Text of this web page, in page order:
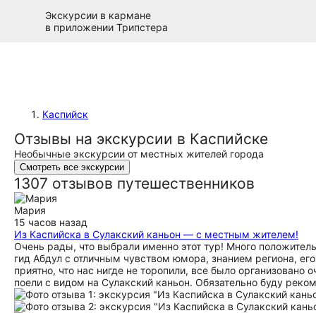
Экскурсии в кармане
в приложении Трипстера
Каспийск
Отзывы на экскурсии в Каспийске
Необычные экскурсии от местных жителей города
Смотреть все экскурсии
1307 отзывов путешественников
Мария
15 часов назад
Из Каспийска в Сулакский каньон — с местным жителем!
Очень рады, что выбрали именно этот тур! Много
гид Абдул с отличным чувством юмора, знанием региона,
приятно, что нас нигде не торопили, все было
поели с видом на Сулакский каньон. Обязательно буду